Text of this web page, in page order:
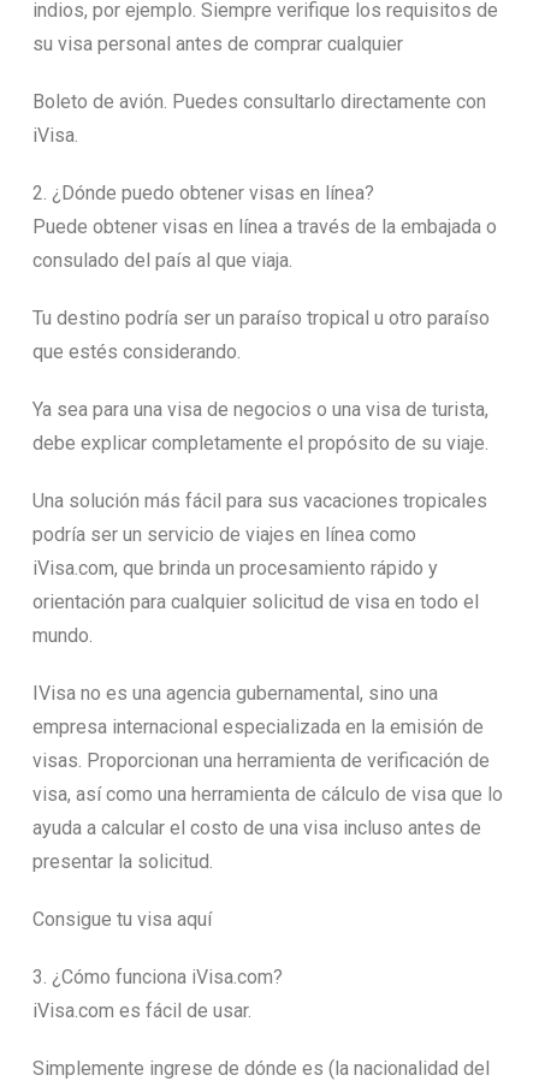
indios, por ejemplo. Siempre verifique los requisitos de
su visa personal antes de comprar cualquier
Boleto de avión. Puedes consultarlo directamente con
iVisa.
2. ¿Dónde puedo obtener visas en línea?
Puede obtener visas en línea a través de la embajada o
consulado del país al que viaja.
Tu destino podría ser un paraíso tropical u otro paraíso
que estés considerando.
Ya sea para una visa de negocios o una visa de turista,
debe explicar completamente el propósito de su viaje.
Una solución más fácil para sus vacaciones tropicales
podría ser un servicio de viajes en línea como
iVisa.com, que brinda un procesamiento rápido y
orientación para cualquier solicitud de visa en todo el
mundo.
IVisa no es una agencia gubernamental, sino una
empresa internacional especializada en la emisión de
visas. Proporcionan una herramienta de verificación de
visa, así como una herramienta de cálculo de visa que lo
ayuda a calcular el costo de una visa incluso antes de
presentar la solicitud.
Consigue tu visa aquí
3. ¿Cómo funciona iVisa.com?
iVisa.com es fácil de usar.
Simplemente ingrese de dónde es (la nacionalidad del